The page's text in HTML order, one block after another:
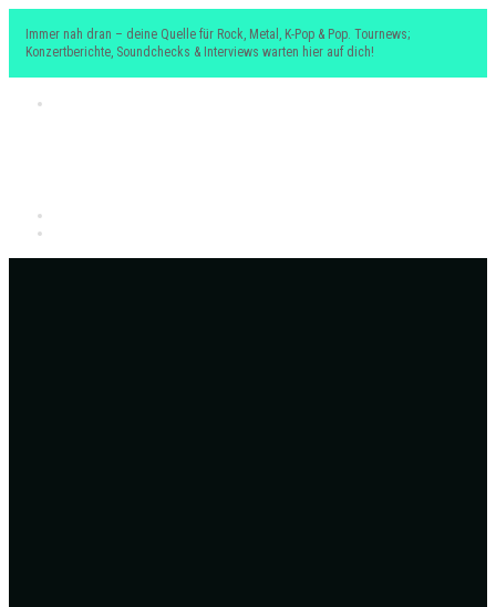
Immer nah dran – deine Quelle für Rock, Metal, K-Pop & Pop. Tournews;
Konzertberichte, Soundchecks & Interviews warten hier auf dich!